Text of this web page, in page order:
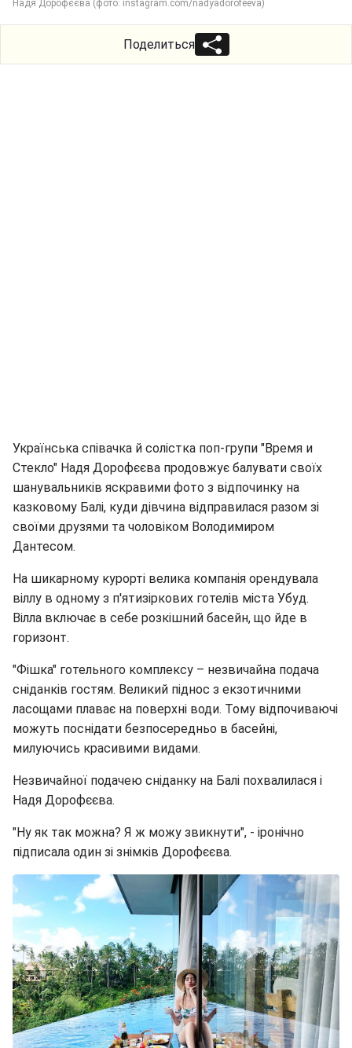
Надя Дорофєєва (фото: instagram.com/nadyadorofeeva)
Поделиться
Українська співачка й солістка поп-групи "Время и
Стекло" Надя Дорофєєва продовжує балувати своїх
шанувальників яскравими фото з відпочинку на
казковому Балі, куди дівчина відправилася разом зі
своїми друзями та чоловіком Володимиром
Дантесом.
На шикарному курорті велика компанія орендувала
віллу в одному з п'ятизіркових готелів міста Убуд.
Вілла включає в себе розкішний басейн, що йде в
горизонт.
"Фішка" готельного комплексу – незвичайна подача
сніданків гостям. Великий піднос з екзотичними
ласощами плаває на поверхні води. Тому відпочиваючі
можуть поснідати безпосередньо в басейні,
милуючись красивими видами.
Незвичайної подачею сніданку на Балі похвалилася і
Надя Дорофєєва.
"Ну як так можна? Я ж можу звикнути", - іронічно
підписала один зі знімків Дорофєєва.